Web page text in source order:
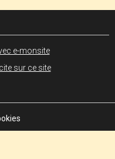
e-monsite
sur ce site